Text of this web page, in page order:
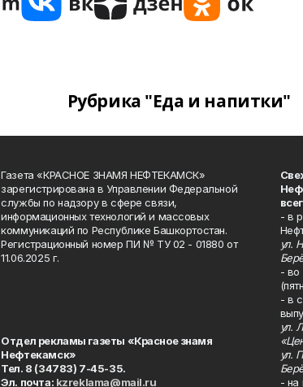
Рубрика "Еда и напитки"
Газета «КРАСНОЕ ЗНАМЯ НЕФТЕКАМСК»
зарегистрирована в Управлении Федеральной
службы по надзору в сфере связи,
информационных технологий и массовых
коммуникаций по Республике Башкортостан.
Регистрационный номер ПИ № ТУ 02 - 01880 от
11.06.2025 г.
Отдел рекламы газеты «Красное знамя
Нефтекамск»
Тел. 8 (34783) 7-45-35.
Эл. почта: kzreklama@mail.ru
- в
ул.
- во
- в
ул.
ул.
- на